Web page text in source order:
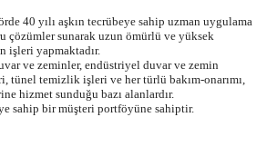
40 yılı aşkın tecrübeye sahip uzman uygulama
çözümler sunarak uzun ömürlü ve yüksek
işleri yapmaktadır.
ve zeminler, endüstriyel duvar ve zemin
tünel temizlik işleri ve her türlü bakım-onarımı,
hizmet sunduğu bazı alanlardır.
sahip bir müşteri portföyüne sahiptir.